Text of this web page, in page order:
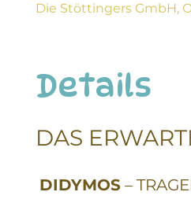
Die Stöttingers GmbH,
Details
DAS
DIDYMOS –